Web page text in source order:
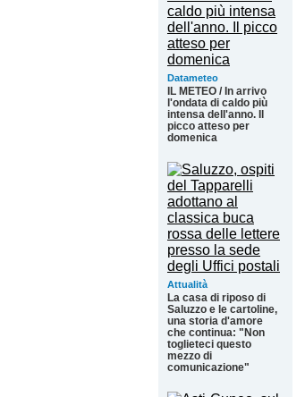
Datameteo
IL METEO / In arrivo
l'ondata di caldo più
intensa dell'anno. Il
picco atteso per
domenica
Attualità
La casa di riposo di
Saluzzo e le cartoline,
una storia d'amore
che continua: "Non
toglieteci questo
mezzo di
comunicazione"